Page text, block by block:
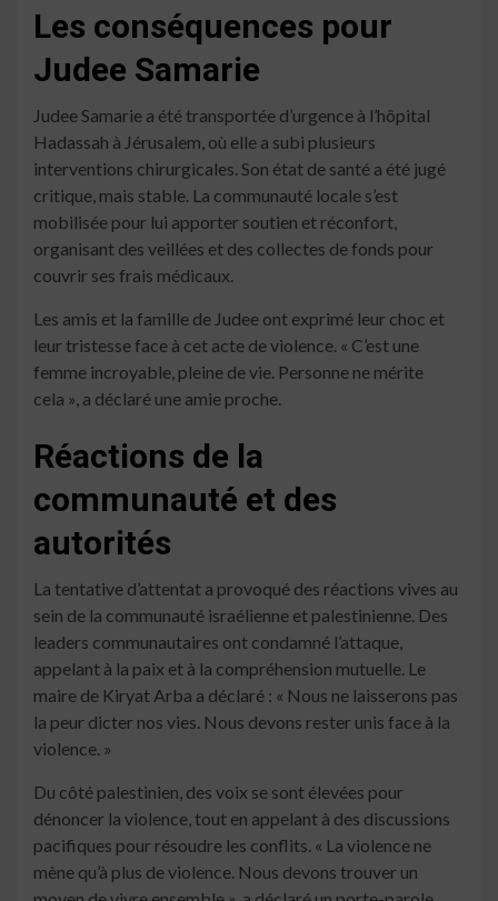
Les conséquences pour
Judee Samarie
Judee Samarie a été transportée d’urgence à l’hôpital
Hadassah à Jérusalem, où elle a subi plusieurs
interventions chirurgicales. Son état de santé a été jugé
critique, mais stable. La communauté locale s’est
mobilisée pour lui apporter soutien et réconfort,
organisant des veillées et des collectes de fonds pour
couvrir ses frais médicaux.
Les amis et la famille de Judee ont exprimé leur choc et
leur tristesse face à cet acte de violence. « C’est une
femme incroyable, pleine de vie. Personne ne mérite
cela », a déclaré une amie proche.
Réactions de la
communauté et des
autorités
La tentative d’attentat a provoqué des réactions vives au
sein de la communauté israélienne et palestinienne. Des
leaders communautaires ont condamné l’attaque,
appelant à la paix et à la compréhension mutuelle. Le
maire de Kiryat Arba a déclaré : « Nous ne laisserons pas
la peur dicter nos vies. Nous devons rester unis face à la
violence. »
Du côté palestinien, des voix se sont élevées pour
dénoncer la violence, tout en appelant à des discussions
pacifiques pour résoudre les conflits. « La violence ne
mène qu’à plus de violence. Nous devons trouver un